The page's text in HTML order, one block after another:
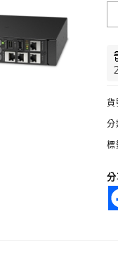
貨
分
標